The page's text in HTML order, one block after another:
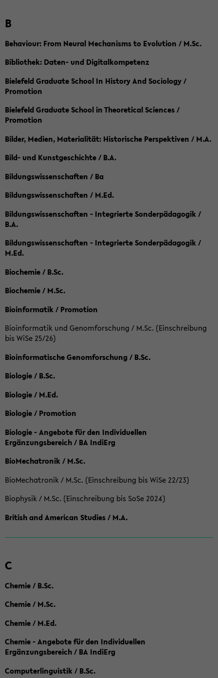
B
Behaviour: From Neural Mechanisms to Evolution / M.Sc.
Bibliothek: Daten- und Digitalkompetenz
Bielefeld Graduate School In History And Sociology /
Promotion
Bielefeld Graduate School in Theoretical Sciences /
Promotion
Bilder, Medien, Materialität: Historische Perspektiven / M.A.
Bild- und Kunstgeschichte / B.A.
Bildungswissenschaften / Ba
Bildungswissenschaften / M.Ed.
Bildungswissenschaften - Integrierte Sonderpädagogik /
B.A.
Bildungswissenschaften - Integrierte Sonderpädagogik /
M.Ed.
Biochemie / B.Sc.
Biochemie / M.Sc.
Bioinformatik / Promotion
Bioinformatik und Genomforschung / M.Sc. (Einschreibung
bis WiSe 25/26)
Bioinformatische Genomforschung / B.Sc.
Biologie / B.Sc.
Biologie / M.Ed.
Biologie / Promotion
Biologie - Angebote für den Individuellen
Ergänzungsbereich / BA IndiErg
BioMechatronik / M.Sc.
BioMechatronik / M.Sc. (Einschreibung bis WiSe 22/23)
Biophysik / M.Sc. (Einschreibung bis SoSe 2024)
British and American Studies / M.A.
C
Chemie / B.Sc.
Chemie / M.Sc.
Chemie / M.Ed.
Chemie - Angebote für den Individuellen
Ergänzungsbereich / BA IndiErg
Computerlinguistik / B.Sc.